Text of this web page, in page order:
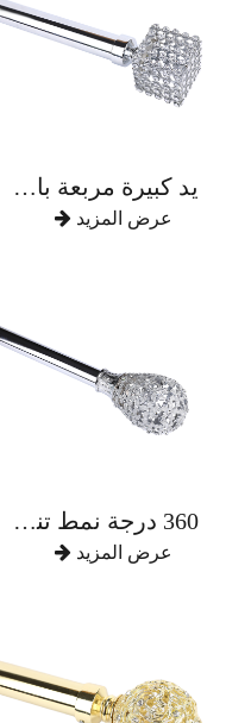
يد كبيرة مربعة بالكامل حفر قضيب ستارة سبائك الزنك
عرض المزيد
360 درجة نمط تنقش الكامل مع قضيب ستارة سبائك الزنك الماس
عرض المزيد